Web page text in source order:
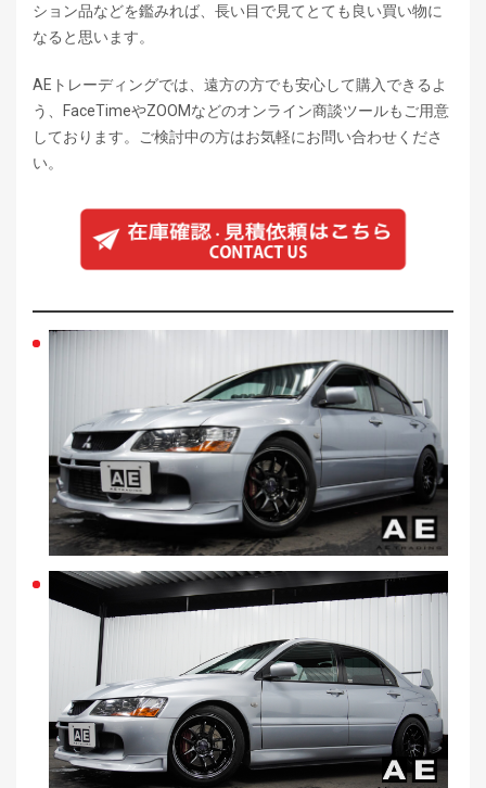
ション品などを鑑みれば、長い目で見てとても良い買い物に
なると思います。
AEトレーディングでは、遠方の方でも安心して購入できるよ
う、FaceTimeやZOOMなどのオンライン商談ツールもご用意
しております。ご検討中の方はお気軽にお問い合わせくださ
い。